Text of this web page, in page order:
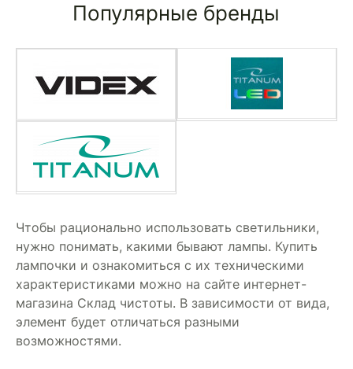
Популярные бренды
Чтобы рационально использовать светильники,
нужно понимать, какими бывают лампы. Купить
лампочки и ознакомиться с их техническими
характеристиками можно на сайте интернет-
магазина Склад чистоты. В зависимости от вида,
элемент будет отличаться разными
возможностями.